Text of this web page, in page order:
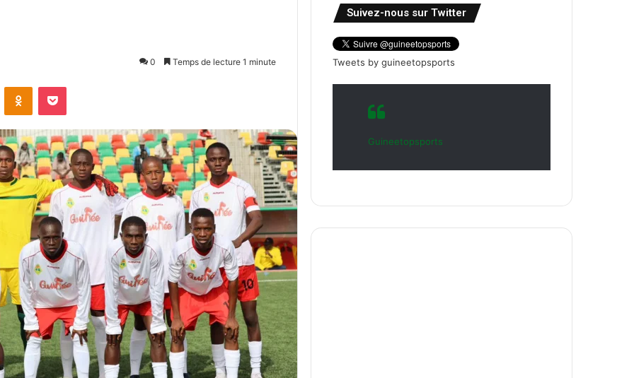
0 Temps de lecture 1 minute
Suivez-nous sur Twitter
Tweets by guineetopsports
Guineetopsports